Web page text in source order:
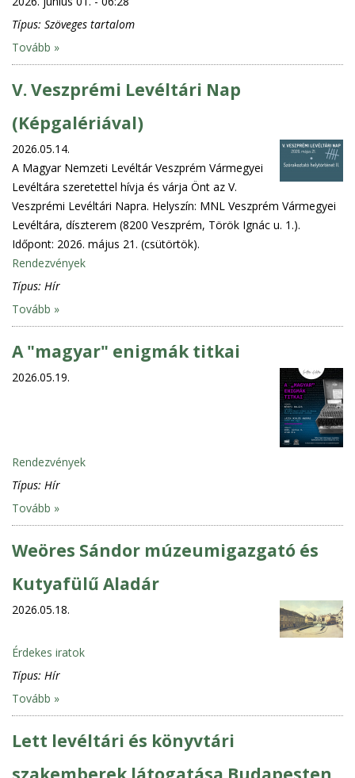
Típus: Szöveges tartalom
Tovább »
V. Veszprémi Levéltári Nap
(Képgalériával)
2026.05.14.
A Magyar Nemzeti Levéltár Veszprém Vármegyei
Levéltára szeretettel hívja és várja Önt az V.
Veszprémi Levéltári Napra. Helyszín: MNL Veszprém Vármegyei
Levéltára, díszterem (8200 Veszprém, Török Ignác u. 1.).
Időpont: 2026. május 21. (csütörtök).
Rendezvények
Típus: Hír
Tovább »
A "magyar" enigmák titkai
2026.05.19.
Rendezvények
Típus: Hír
Tovább »
Weöres Sándor múzeumigazgató és
Kutyafülű Aladár
2026.05.18.
Érdekes iratok
Típus: Hír
Tovább »
Lett levéltári és könyvtári